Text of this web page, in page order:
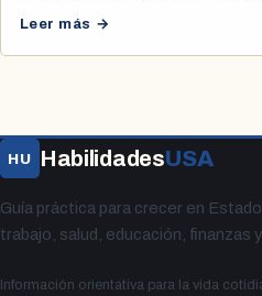
Leer más →
HU HabilidadesUSA
Guía práctica para crecer en
trabajo, salud, educación, finanzas
Información orientativa para la vida